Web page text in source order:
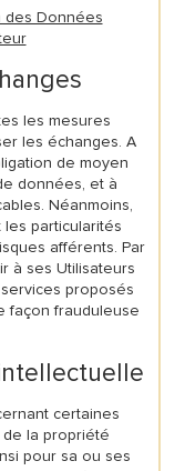
des Données
les mesures
les échanges. A
de moyen
données, et à
Néanmoins,
particularités
afférents. Par
à ses Utilisateurs
proposés
façon frauduleuse
certaines
la propriété
pour sa ou ses